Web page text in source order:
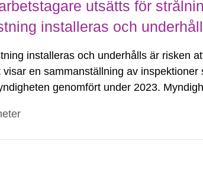
utsätts för
installeras och
installeras och underhålls är risken
en sammanställning av inspektioner
genomfört under 2023.